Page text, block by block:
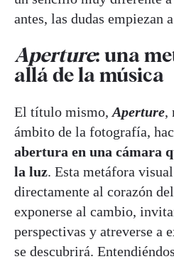
antes, las dudas empiezan
Aperture: una
allá de la música
El título mismo, Aperture,
ámbito de la fotografía,
abertura en una cámara
la luz. Esta metáfora
directamente al corazón
exponerse al cambio,
perspectivas y atreverse a
se descubrirá.